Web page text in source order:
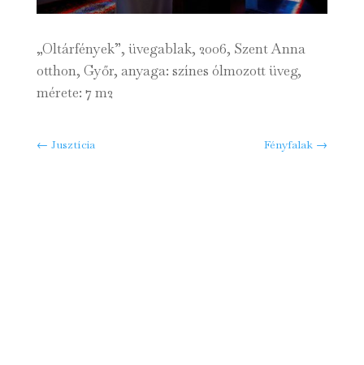
„Oltárfények”, üvegablak, 2006, Szent Anna
otthon, Győr, anyaga: színes ólmozott üveg,
mérete: 7 m2
← Jusztícia Fényfalak →